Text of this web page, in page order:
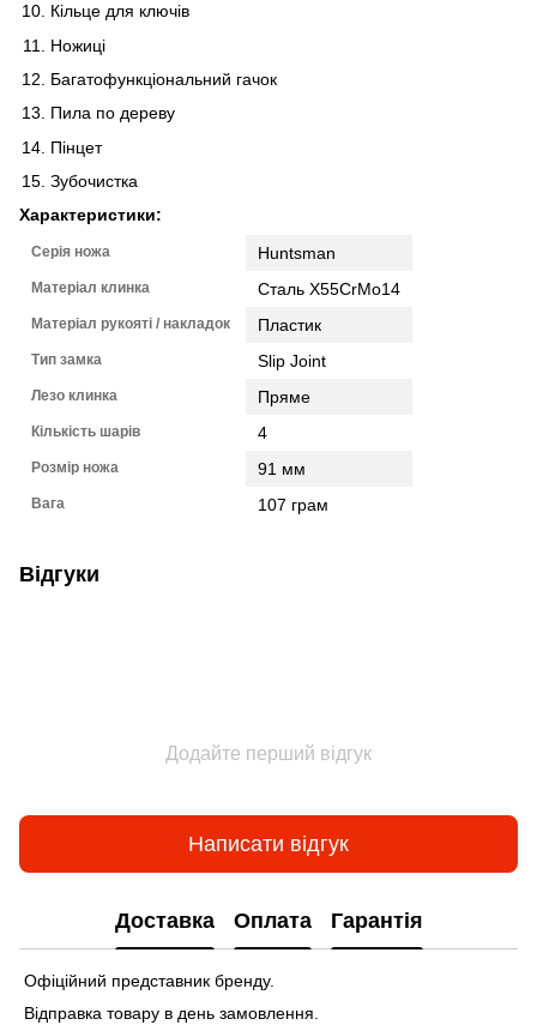
Кільце для ключів
Ножиці
Багатофункціональний гачок
Пила по дереву
Пінцет
Зубочистка
Характеристики:
Серія ножа Huntsman
Матеріал клинка Сталь X55CrMo14
Матеріал рукояті / накладок Пластик
Тип замка Slip Joint
Лезо клинка Пряме
Кількість шарів 4
Розмір ножа 91 мм
Вага 107 грам
Відгуки
Додайте перший відгук
Написати відгук
Доставка Оплата Гарантія
Офіційний представник бренду.
Відправка товару в день замовлення.